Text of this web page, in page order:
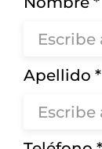
Apellido